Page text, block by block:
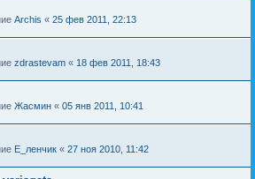
Archis « 25 фев 2011, 22:13
zdrastevam « 18 фев 2011, 18:43
Жасмин « 05 янв 2011, 10:41
Е_ленчик « 27 ноя 2010, 11:42